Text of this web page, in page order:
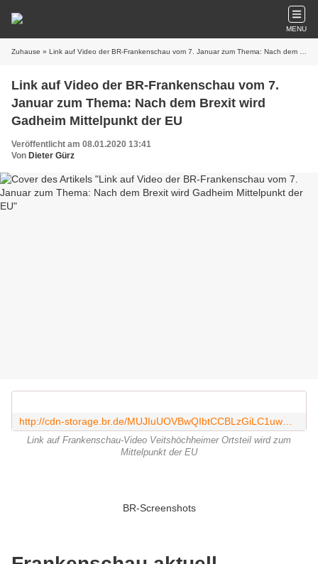
MENU
Zuhause » Link auf Video der BR-Frankenschau vom 7. Januar zum Thema: Nach dem Brexit wird Gadheim Mittelpunkt der EU
Link auf Video der BR-Frankenschau vom 7.
Januar zum Thema: Nach dem Brexit wird
Gadheim Mittelpunkt der EU
Veröffentlicht am 08.01.2020 13:41
Von Dieter Gürz
Link auf Frankenschau-Video Veitshöchheimer Ortsteil wird zum
Mittelpunkt der EU
BR-Screenshots